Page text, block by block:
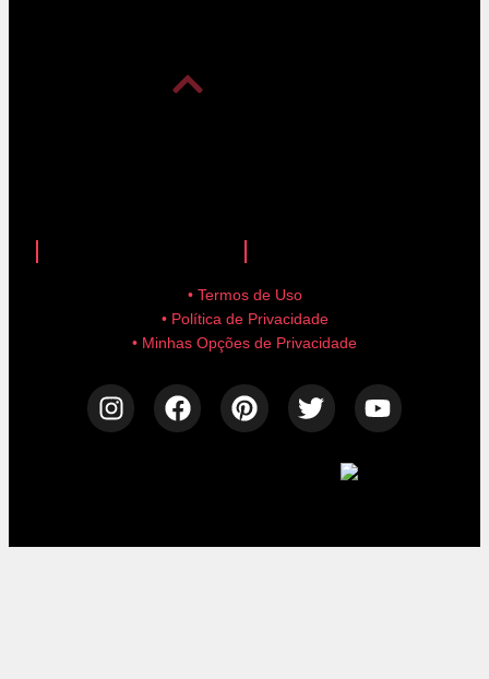
• Termos de Uso
• Política de Privacidade
• Minhas Opções de Privacidade